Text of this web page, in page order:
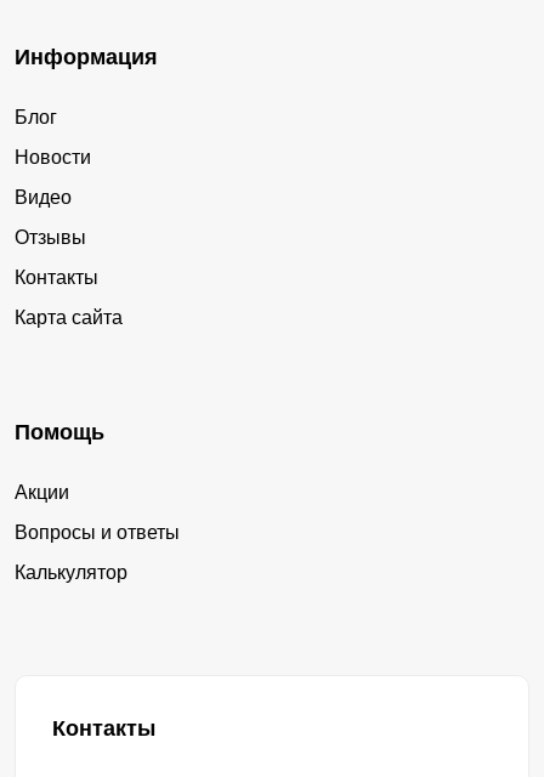
Информация
Блог
Новости
Видео
Отзывы
Контакты
Карта сайта
Помощь
Акции
Вопросы и ответы
Калькулятор
Контакты